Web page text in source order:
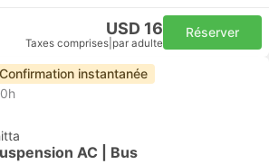
USD 16
Taxes comprises par adulte
Réserver
Confirmation instantanée
AC | Bus